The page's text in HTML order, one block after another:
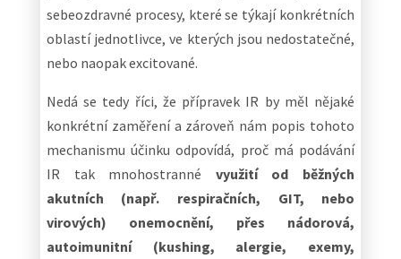
sebeozdravné procesy, které se týkají konkrétních
oblastí jednotlivce, ve kterých jsou nedostatečné,
nebo naopak excitované.
Nedá se tedy říci, že přípravek IR by měl nějaké
konkrétní zaměření a zároveň nám popis tohoto
mechanismu účinku odpovídá, proč má podávání
IR tak mnohostranné využití od běžných
akutních (např. respiračních, GIT, nebo
virových) onemocnění, přes nádorová,
autoimunitní (kushing, alergie, exemy,